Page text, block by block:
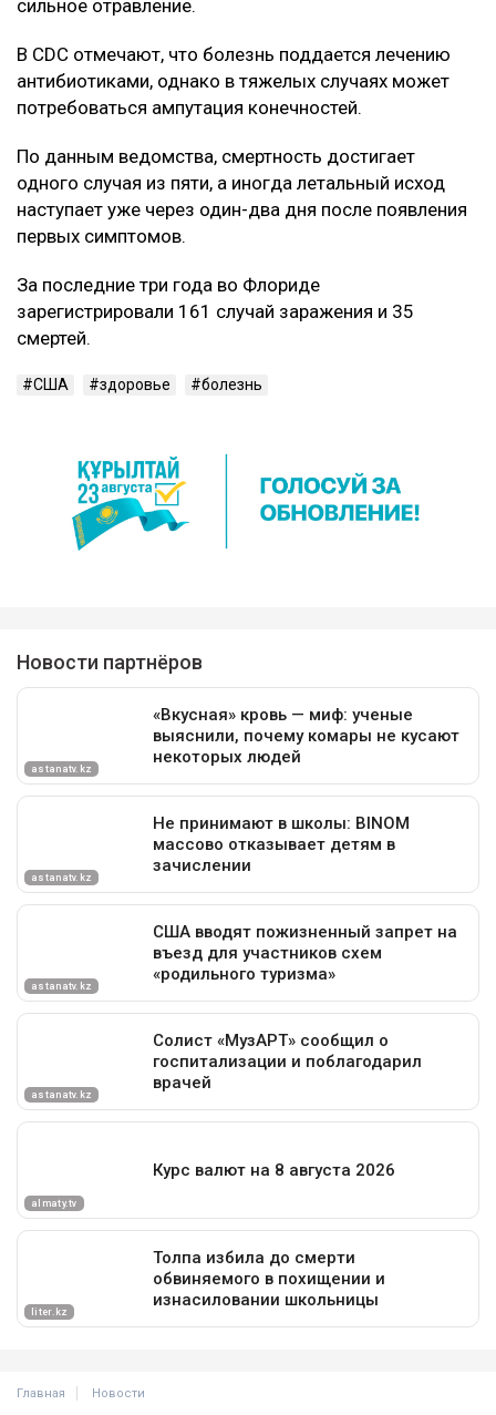
сильное отравление.
В CDC отмечают, что болезнь поддается лечению
антибиотиками, однако в тяжелых случаях может
потребоваться ампутация конечностей.
По данным ведомства, смертность достигает
одного случая из пяти, а иногда летальный исход
наступает уже через один-два дня после появления
первых симптомов.
За последние три года во Флориде
зарегистрировали 161 случай заражения и 35
смертей.
США здоровье болезнь
Главная Новости